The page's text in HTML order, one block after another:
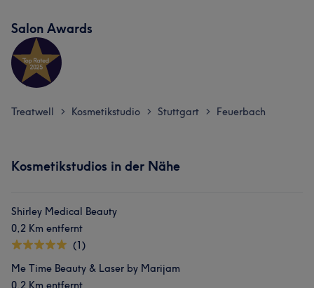
Salon Awards
Treatwell > Kosmetikstudio > Stuttgart > Feuerbach
Kosmetikstudios in der Nähe
Shirley Medical Beauty
0,2 Km entfernt
(1)
Me Time Beauty & Laser by Marijam
0,2 Km entfernt